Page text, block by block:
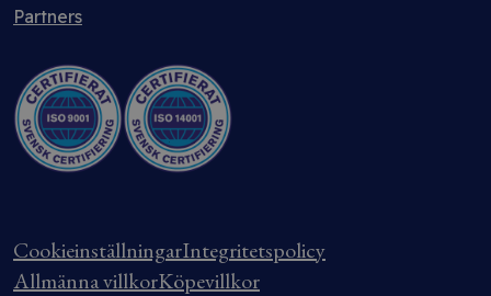
Partners
CookieinställningarIntegritetspolicy
Allmänna villkorKöpevillkor